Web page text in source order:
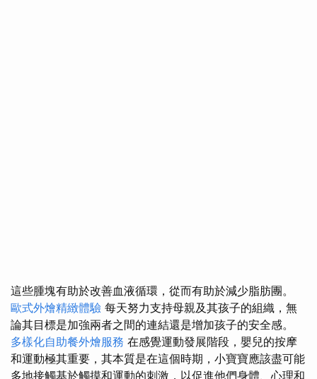
這些腫塊有助於改善血液循環，從而有助於減少脂肪團。
歐式外燴精緻體驗 每天努力支持母親及其孩子的組織，無
論其目標是加強兩者之間的連結還是增加孩子的安全感。
多樣化自助餐外燴服務 在感覺運動發展階段，嬰兒的按摩
和運動極其重要，其本質是在這個時期，小寶寶應該盡可能
多地接觸基於觸摸和運動的刺激，以促進他們身體、心理和